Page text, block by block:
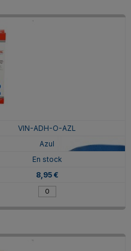
VIN-ADH-O-AZL
Azul
En stock
8,95 €